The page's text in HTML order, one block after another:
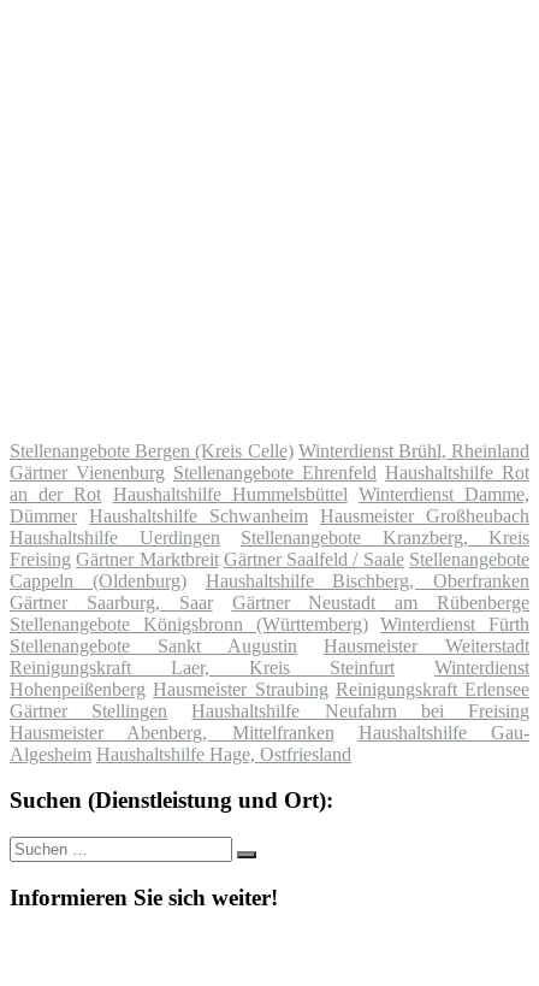
Stellenangebote Bergen (Kreis Celle) Winterdienst Brühl, Rheinland
Gärtner Vienenburg Stellenangebote Ehrenfeld Haushaltshilfe Rot
an der Rot Haushaltshilfe Hummelsbüttel Winterdienst Damme,
Dümmer Haushaltshilfe Schwanheim Hausmeister Großheubach
Haushaltshilfe Uerdingen
Stellenangebote Kranzberg, Kreis
Freising Gärtner Marktbreit Gärtner Saalfeld / Saale Stellenangebote
Cappeln (Oldenburg)
Haushaltshilfe Bischberg, Oberfranken
Gärtner Saarburg, Saar
Gärtner Neustadt am Rübenberge
Stellenangebote Königsbronn (Württemberg)
Winterdienst Fürth
Stellenangebote Sankt Augustin
Hausmeister Weiterstadt
Reinigungskraft Laer, Kreis Steinfurt
Winterdienst
Hohenpeißenberg Hausmeister Straubing Reinigungskraft Erlensee
Gärtner Stellingen
Haushaltshilfe Neufahrn bei Freising
Hausmeister Abenberg, Mittelfranken
Haushaltshilfe Gau-
Algesheim Haushaltshilfe Hage, Ostfriesland
Suchen (Dienstleistung und Ort):
Suche
nach:
Suchen
Informieren Sie sich weiter!